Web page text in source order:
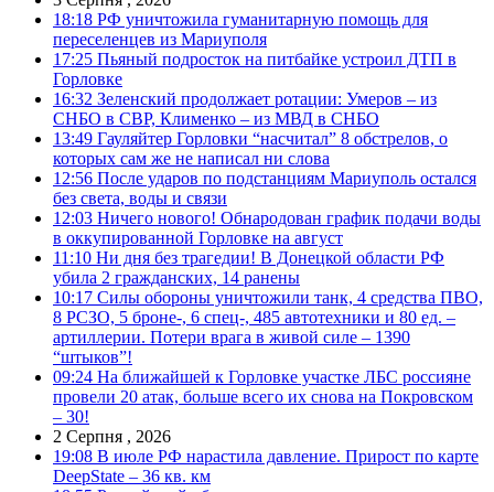
18:18 РФ уничтожила гуманитарную помощь для
переселенцев из Мариуполя
17:25 Пьяный подросток на питбайке устроил ДТП в
Горловке
16:32 Зеленский продолжает ротации: Умеров – из
СНБО в СВР, Клименко – из МВД в СНБО
13:49 Гауляйтер Горловки “насчитал” 8 обстрелов, о
которых сам же не написал ни слова
12:56 После ударов по подстанциям Мариуполь остался
без света, воды и связи
12:03 Ничего нового! Обнародован график подачи воды
в оккупированной Горловке на август
11:10 Ни дня без трагедии! В Донецкой области РФ
убила 2 гражданских, 14 ранены
10:17 Силы обороны уничтожили танк, 4 средства ПВО,
8 РСЗО, 5 броне-, 6 спец-, 485 автотехники и 80 ед. –
артиллерии. Потери врага в живой силе – 1390
“штыков”!
09:24 На ближайшей к Горловке участке ЛБС россияне
провели 20 атак, больше всего их снова на Покровском
– 30!
2 Серпня , 2026
19:08 В июле РФ нарастила давление. Прирост по карте
DeepState – 36 кв. км